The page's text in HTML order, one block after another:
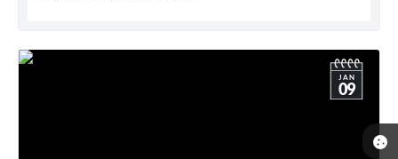
JAN
09